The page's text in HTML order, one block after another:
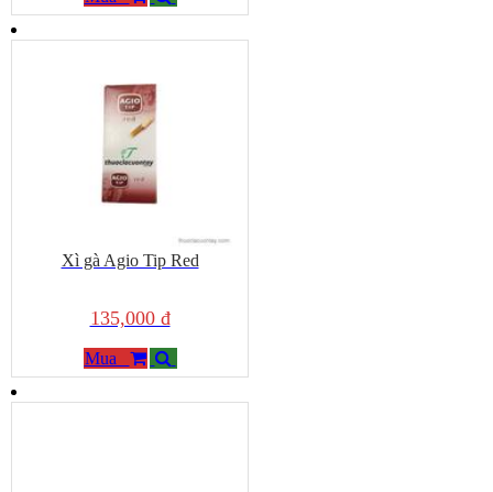
hoặc xì gà Mini có hương vani, cherry sẽ là lựa chọn tuyệt
vời.
khói thuốc một cách thoải mái nhất.
Xì gà Agio Tip Red
135,000 đ
Mua